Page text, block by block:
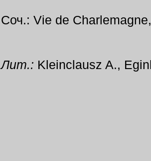
Соч.: Vie de
Лит.: Kleinclausz A.,